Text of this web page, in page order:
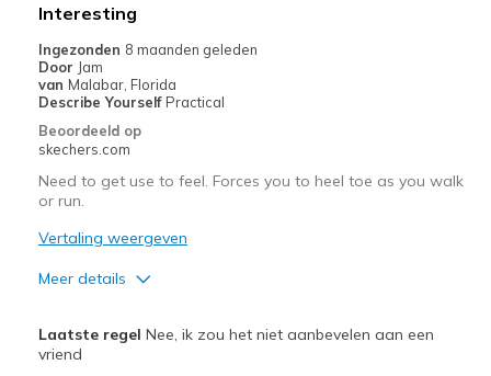
Interesting
Ingezonden 8 maanden geleden
Door Jam
van Malabar, Florida
Describe Yourself Practical
Beoordeeld op
skechers.com
Need to get use to feel. Forces you to heel toe as you walk
or run.
Vertaling weergeven
Meer details
Comfortable
Laatste regel Nee, ik zou het niet aanbevelen aan een
vriend